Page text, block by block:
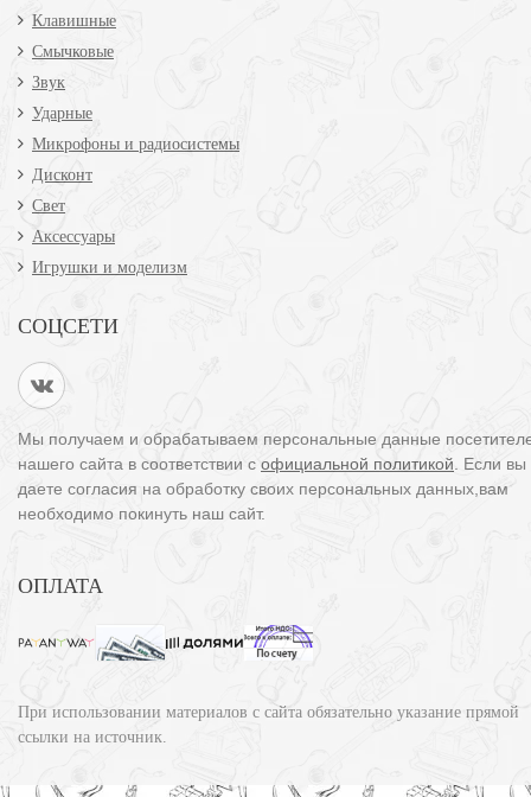
Клавишные
Смычковые
Звук
Ударные
Микрофоны и радиосистемы
Дисконт
Свет
Аксессуары
Игрушки и моделизм
СОЦСЕТИ
Мы получаем и обрабатываем персональные данные
нашего сайта в соответствии с официальной политикой . Если
даете согласия на обработку своих персональных данных,вам
необходимо покинуть наш сайт.
ОПЛАТА
При использовании материалов с сайта обязательно указание прямой
ссылки на источник.